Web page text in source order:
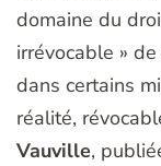
domaine du
irrévocable »
dans certains
réalité,
Vauville,